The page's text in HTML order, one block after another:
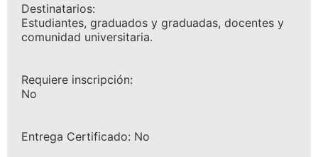
Destinatarios:
Estudiantes, graduados y graduadas, docentes y
comunidad universitaria.
Requiere inscripción:
No
Entrega Certificado: No